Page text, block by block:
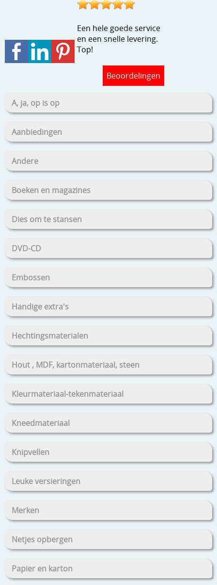
Stans machine en embossing machines
Template, mask, stencils, grids
Wat nog, een creatief kijkje
Een hele goede service
en een snelle levering.
Top!
Beoordelingen
A, ja, op is op
Aanbiedingen
Andere
Boeken en magazines
Dies om te stansen
DVD-CD
Embossen
Handige extra's
Hechtingsmaterialen
Hout , MDF, kartonmateriaal, steen
Kleurmateriaal-tekenmateriaal
Kneedmateriaal
Knipvellen
Leuke versieringen
Merken
Netjes opbergen
Papier en karton